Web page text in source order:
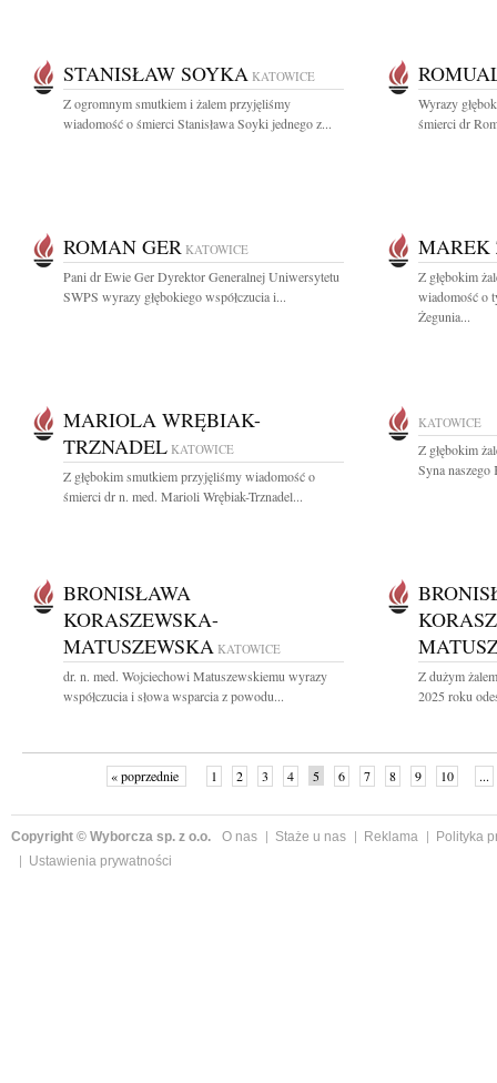
STANISŁAW SOYKA KATOWICE
Z ogromnym smutkiem i żalem przyjęliśmy
wiadomość o śmierci Stanisława Soyki jednego z...
Wyrazy
śmierci dr
ROMAN GER KATOWICE
Pani dr Ewie Ger Dyrektor Generalnej Uniwersytetu
SWPS wyrazy głębokiego współczucia i...
MAREK
Z głębokim
wiadomość o
Żegunia...
MARIOLA WRĘBIAK-
TRZNADEL KATOWICE
Z głębokim smutkiem przyjęliśmy wiadomość o
śmierci dr n. med. Marioli Wrębiak-Trznadel...
KATOWICE
Z głębokim
Syna
BRONISŁAWA
KORASZEWSKA-
MATUSZEWSKA KATOWICE
dr. n. med. Wojciechowi Matuszewskiemu wyrazy
współczucia i słowa wsparcia z powodu...
Z dużym
2025 roku
« poprzednie 1 2 3 4 5 6 7 8 9 10 ...
Copyright © Wyborcza sp. z o.o. O nas Staże u nas Reklama
Polityka
Ustawienia prywatności